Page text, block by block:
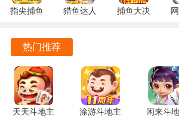
潜江千分游戏特色
打出牌而被发现，游戏将结束，漏气者
游戏中还设有争上游的机制，玩家的名
三游和下游，首位出完牌的玩家被称为
游。
指尖捕鱼
安卓版
猎鱼达人
卓版
捕鱼大决
热门推荐
天天斗地主
涂游斗地主
闲来斗